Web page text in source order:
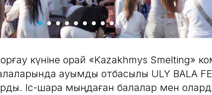
күніне орай «Kazakhmys Smelting»
ауқымды отбасылық ULY BALA
Іс-шара мыңдаған балалар мен